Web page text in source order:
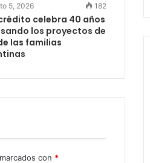
5, 2026 182
celebra 40 años
los proyectos de
las familias
con *